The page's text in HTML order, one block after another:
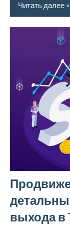
Читать далее
выхода в